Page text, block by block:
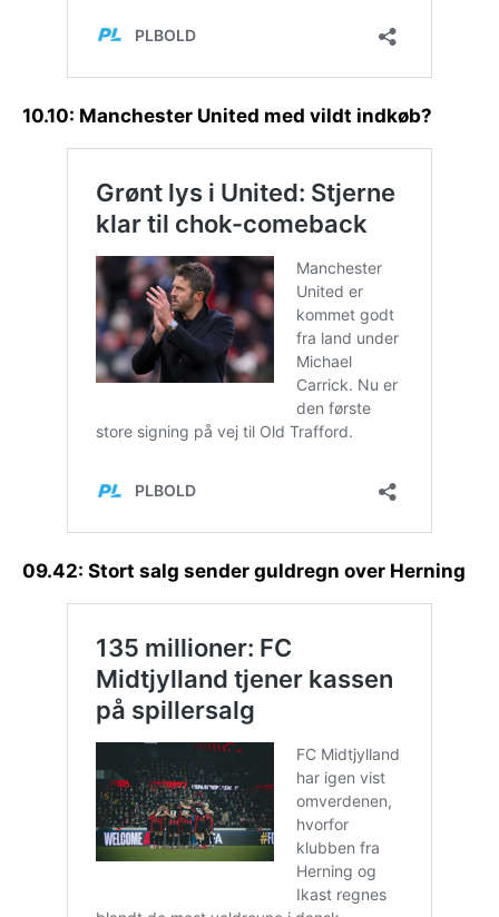
10.10: Manchester United med vildt indkøb?
09.42: Stort salg sender guldregn over Herning